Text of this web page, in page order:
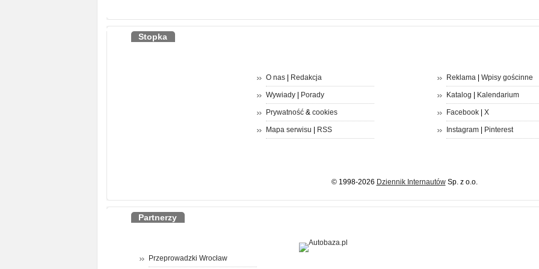
Stopka
O nas| Redakcja
Wywiady| Porady
Prywatność& cookies
Mapa serwisu RSS
Reklama| Wpisy gościnne
Katalog Kalendarium
Facebook| X
Instagram| Pinterest
© 1998-2026 Dziennik InternautówSp. z o.o.
Partnerzy
Przeprowadzki Wrocław